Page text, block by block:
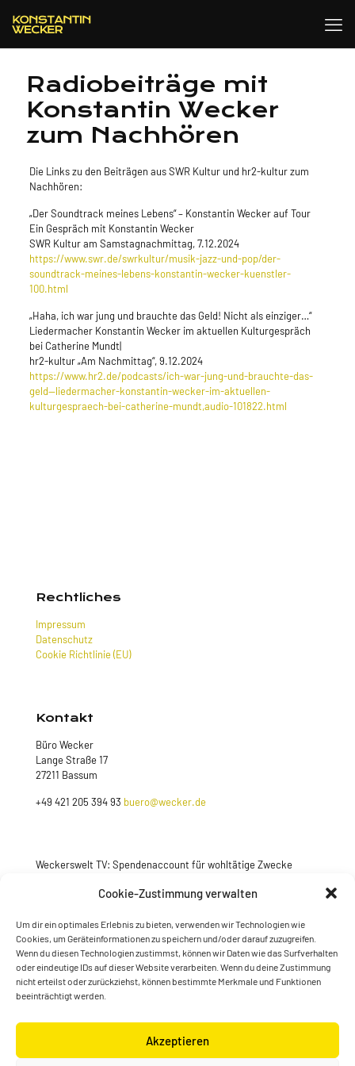
Cookie-Zustimmung verwalten
Um dir ein optimales Erlebnis zu bieten, verwenden wir Technologien wie
Cookies, um Geräteinformationen zu speichern und/oder darauf zuzugreifen.
Wenn du diesen Technologien zustimmst, können wir Daten wie das Surfverhalten
oder eindeutige IDs auf dieser Website verarbeiten. Wenn du deine Zustimmung
nicht erteilst oder zurückziehst, können bestimmte Merkmale und Funktionen
beeinträchtigt werden.
Akzeptieren
Radiobeiträge mit
Konstantin Wecker
zum Nachhören
Die Links zu den Beiträgen aus SWR Kultur und hr2-kultur zum
Nachhören:
„Der Soundtrack meines Lebens“ – Konstantin Wecker auf Tour
Ein Gespräch mit Konstantin Wecker
SWR Kultur am Samstagnachmittag, 7.12.2024
https://www.swr.de/swrkultur/musik-jazz-und-pop/der-
soundtrack-meines-lebens-konstantin-wecker-kuenstler-
100.html
„Haha, ich war jung und brauchte das Geld! Nicht als einziger…“
Liedermacher Konstantin Wecker im aktuellen Kulturgespräch
bei Catherine Mundt|
hr2-kultur „Am Nachmittag“, 9.12.2024
https://www.hr2.de/podcasts/ich-war-jung-und-brauchte-das-
geld—liedermacher-konstantin-wecker-im-aktuellen-
kulturgespraech-bei-catherine-mundt,audio-101822.html
Rechtliches
Impressum
Datenschutz
Cookie Richtlinie (EU)
Kontakt
Büro Wecker
Lange Straße 17
27211 Bassum
+49 421 205 394 93 buero@wecker.de
Weckerswelt TV: Spendenaccount für wohltätige Zwecke
Jetzt spenden